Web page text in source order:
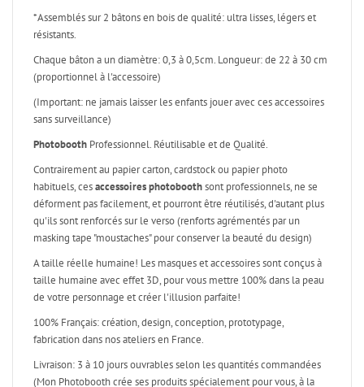
*Assemblés sur 2 bâtons en bois de qualité: ultra lisses, légers et
résistants.
Chaque bâton a un diamètre: 0,3 à 0,5cm. Longueur: de 22 à 30 cm
(proportionnel à l'accessoire)
(Important: ne jamais laisser les enfants jouer avec ces accessoires
sans surveillance)
Photobooth Professionnel. Réutilisable et de Qualité.
Contrairement au papier carton, cardstock ou papier photo
habituels, cesaccessoires photoboothsont professionnels, ne se
déforment pas facilement, et pourront être réutilisés, d'autant plus
qu'ils sont renforcés sur le verso (renforts agrémentés par un
masking tape "moustaches" pour conserver la beauté du design)
A taille réelle humaine! Les masques et accessoires sont conçus à
taille humaine avec effet 3D, pour vous mettre 100% dans la peau
de votre personnage et créer l'illusion parfaite!
100% Français: création, design, conception, prototypage,
fabrication dans nos ateliers en France.
Livraison: 3 à 10 jours ouvrables selon les quantités commandées
(Mon Photobooth crée ses produits spécialement pour vous, à la